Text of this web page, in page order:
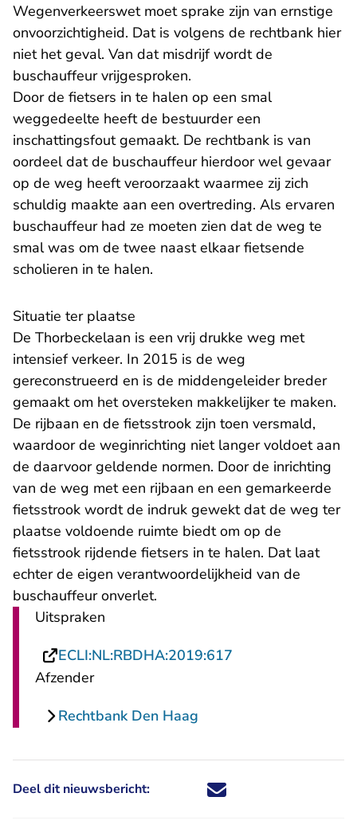
Wegenverkeerswet moet sprake zijn van ernstige
onvoorzichtigheid. Dat is volgens de rechtbank hier
niet het geval. Van dat misdrijf wordt de
buschauffeur vrijgesproken.
Door de fietsers in te halen op een smal
weggedeelte heeft de bestuurder een
inschattingsfout gemaakt. De rechtbank is van
oordeel dat de buschauffeur hierdoor wel gevaar
op de weg heeft veroorzaakt waarmee zij zich
schuldig maakte aan een overtreding. Als ervaren
buschauffeur had ze moeten zien dat de weg te
smal was om de twee naast elkaar fietsende
scholieren in te halen.
Situatie ter plaatse
De Thorbeckelaan is een vrij drukke weg met
intensief verkeer. In 2015 is de weg
gereconstrueerd en is de middengeleider breder
gemaakt om het oversteken makkelijker te maken.
De rijbaan en de fietsstrook zijn toen versmald,
waardoor de weginrichting niet langer voldoet aan
de daarvoor geldende normen. Door de inrichting
van de weg met een rijbaan en een gemarkeerde
fietsstrook wordt de indruk gewekt dat de weg ter
plaatse voldoende ruimte biedt om op de
fietsstrook rijdende fietsers in te halen. Dat laat
echter de eigen verantwoordelijkheid van de
buschauffeur onverlet.
Uitspraken
ECLI:NL:RBDHA:2019:617
Afzender
Rechtbank Den Haag
Deel dit nieuwsbericht: Deel dit nieuwsbericht via X -
Deel dit nieuwsbericht via
Deel dit nieuwsbericht
Deel dit